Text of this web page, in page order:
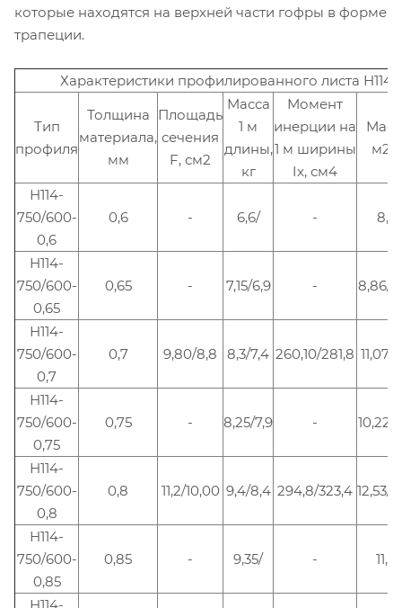
которые находятся на верхней части гофры в форме
трапеции.
Характеристики профилированного листа
Тип
профиля
Толщина
материала,
мм
Площадь
сечения
F, см2
Масса
1 м
длины,
кг
Момент
инерции на
1 м ширины
Ix, см4
м2,
Н114-
750/600-
0,6
0,6 - 6,6/ -
Н114-
750/600-
0,65
0,65 - 7,15/6,9 - 8,86/
Н114-
750/600-
0,7
0,7 9,80/8,8 8,3/7,4 260,10/281,8 11,07/
Н114-
750/600-
0,75
0,75 - 8,25/7,9 - 10,22/
Н114-
750/600-
0,8
0,8 11,2/10,00 9,4/8,4 294,8/323,4 12,53/
Н114-
750/600-
0,85
0,85 - 9,35/ -